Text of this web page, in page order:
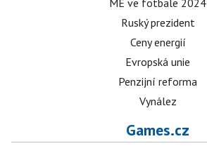
ME ve fotbale 2024
Ruský prezident
Ceny energií
Evropská unie
Penzijní reforma
Vynález
Games.cz